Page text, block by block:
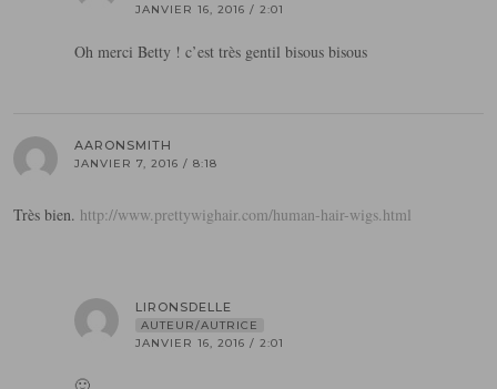
JANVIER 16, 2016 / 2:01
Oh merci Betty ! c’est très gentil bisous bisous
AARONSMITH
JANVIER 7, 2016 / 8:18
Très bien. http://www.prettywighair.com/human-hair-wigs.html
LIRONSDELLE
AUTEUR/AUTRICE
JANVIER 16, 2016 / 2:01